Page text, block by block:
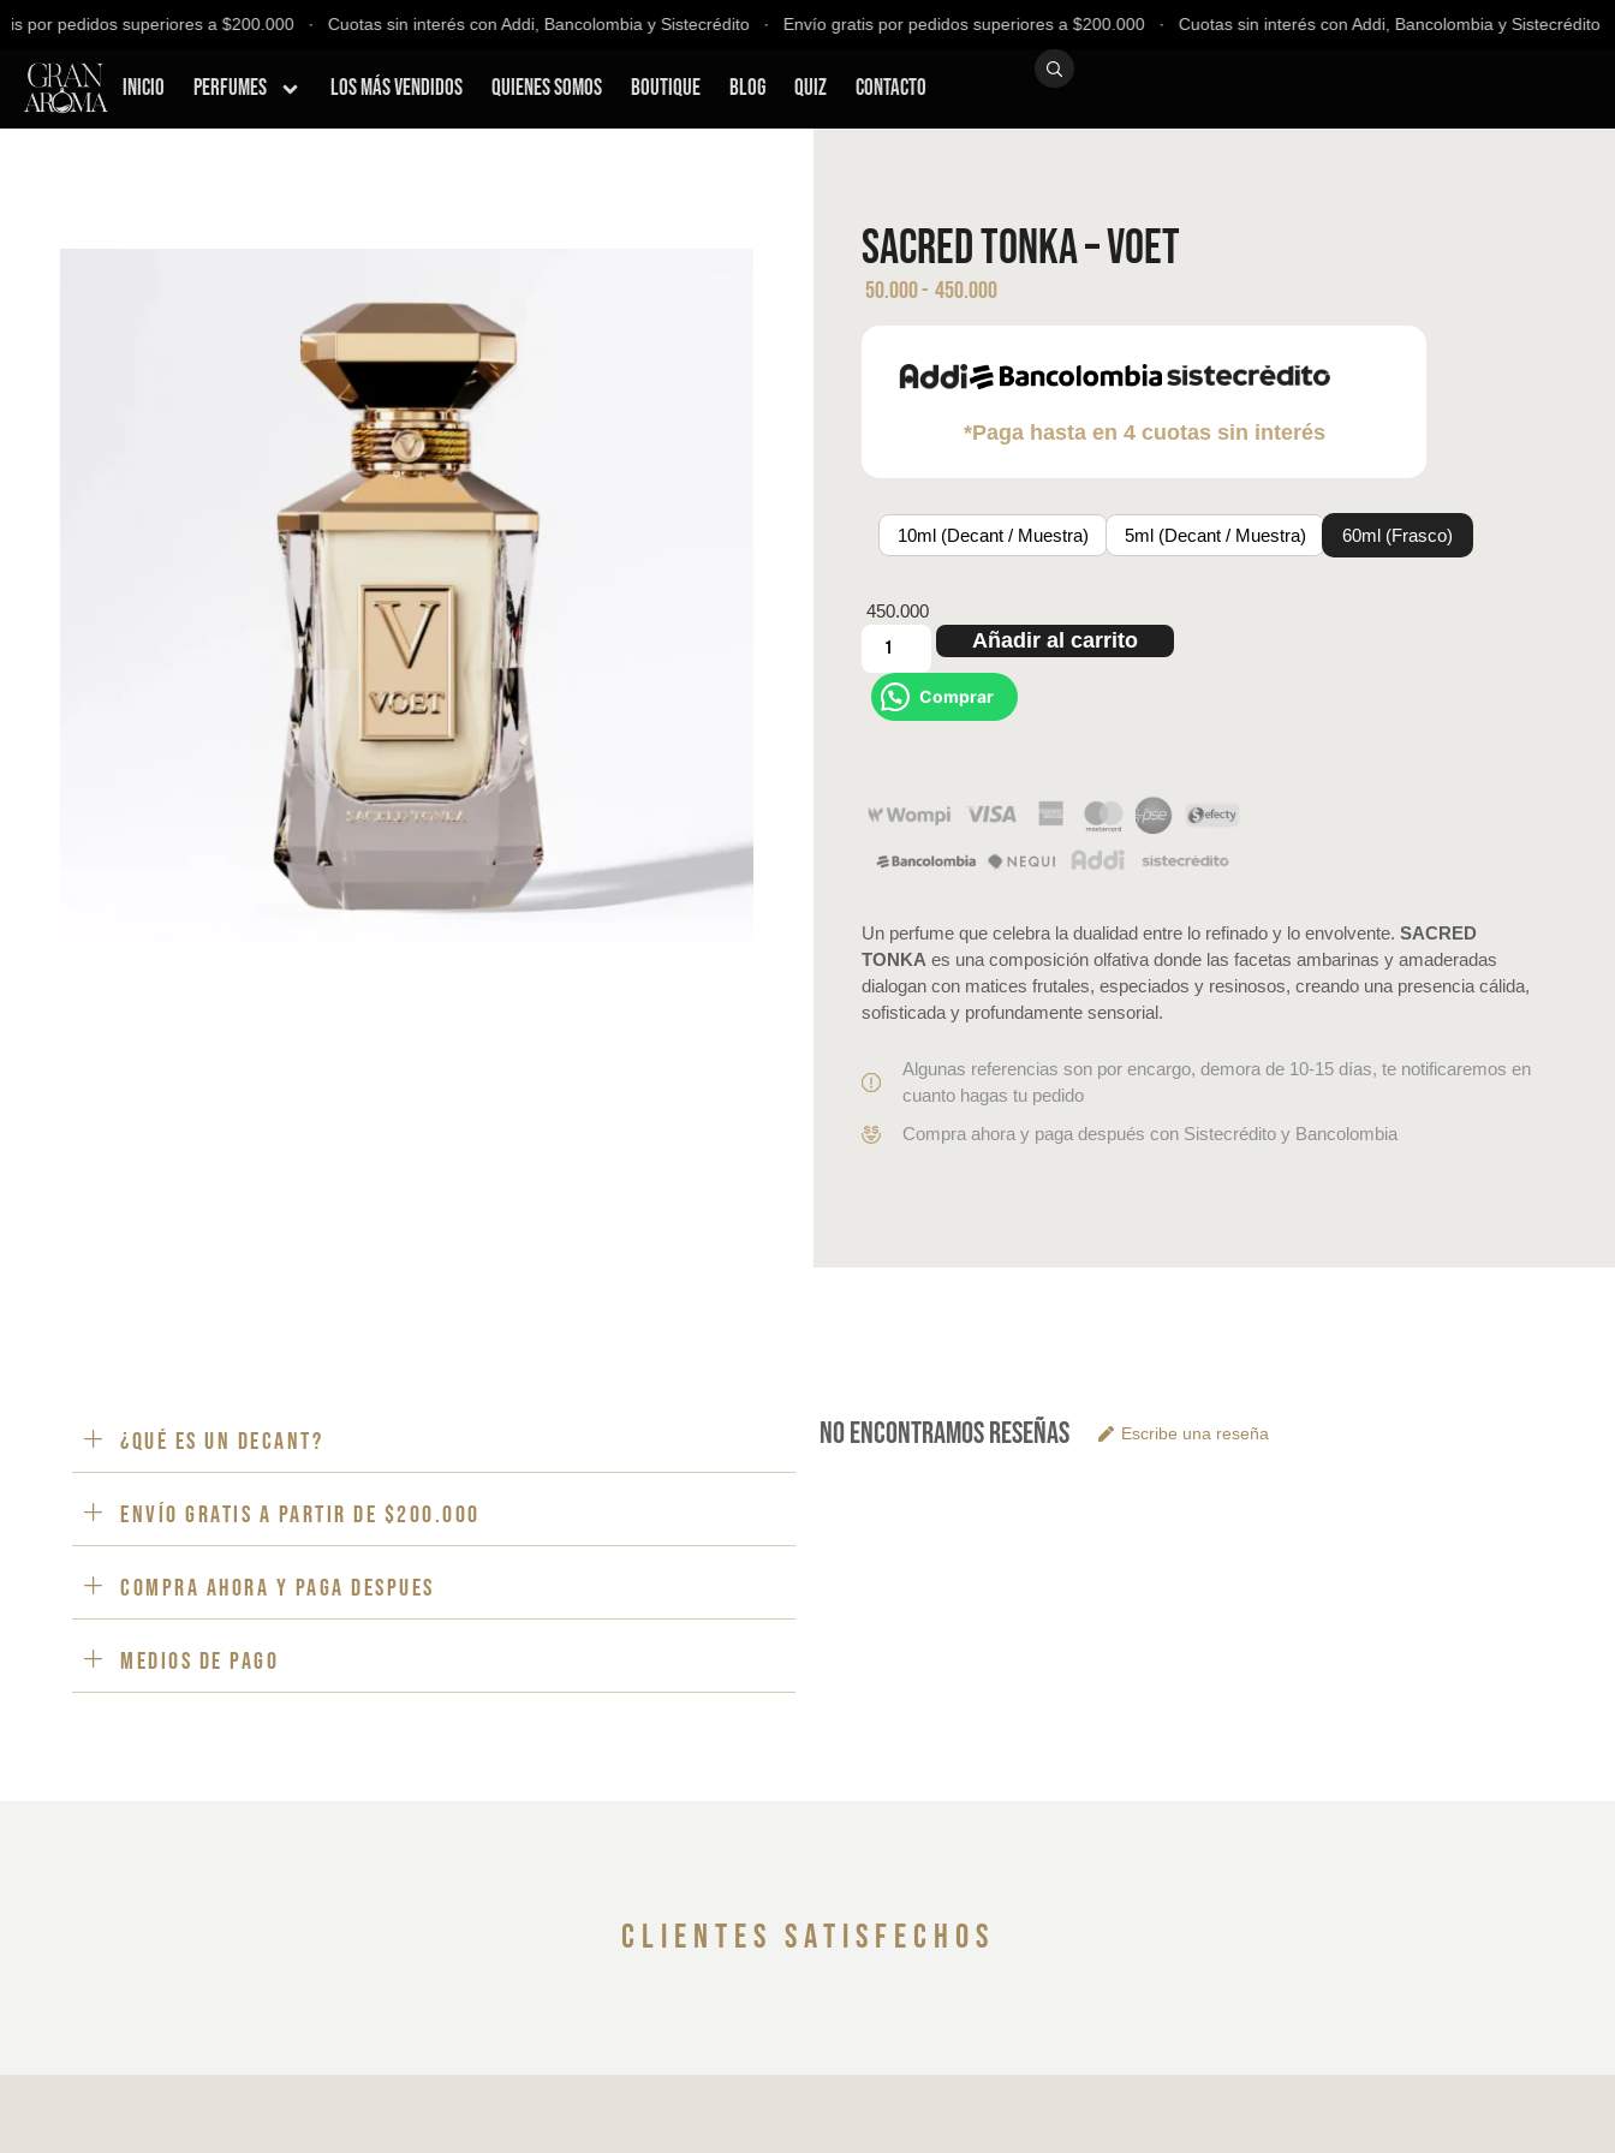
por pedidos superiores a $200.000 ∙ Cuotas sin interés con Addi, Bancolombia y Sistecrédito ∙ Envío gratis por pedidos superiores a $200.000 ∙ Cuotas sin interés con Addi, Bancolombia y
Inicio Perfumes Los Más Vendidos Quienes Somos Boutique Blog QUIZ Contacto
Sacred Tonka – VOET
50.000- 450.000
*Paga hasta en 4 cuotas sin interés
10ml (Decant / Muestra) 5ml (Decant / Muestra) 60ml (Frasco)
450.000
Añadir al carrito
Comprar
Un perfume que celebra la dualidad entre lo refinado y lo envolvente.SACRED
TONKA es una composición olfativa donde las facetas ambarinas y amaderadas
dialogan con matices frutales, especiados y resinosos, creando una presencia cálida,
sofisticada y profundamente sensorial.
Algunas referencias son por encargo, demora de 10-15 días, te notificaremos en
cuanto hagas tu pedido
Compra ahora y paga después con Sistecrédito y Bancolombia
¿Qué es un decant?
ENVÍO GRATIS a partir de $200.000
Compra ahora y paga despues
Medios de pago
No encontramos reseñas Escribe una reseña
clientes satisfechos